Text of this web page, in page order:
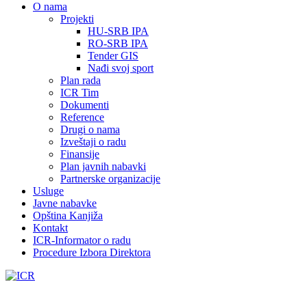
О nama
Projekti
HU-SRB IPA
RO-SRB IPA
Tender GIS
Nađi svoj sport
Plan rada
ICR Tim
Dokumenti
Reference
Drugi o nama
Izveštaji o radu
Finansije
Plan javnih nabavki
Partnerske organizacije
Usluge
Javne nabavke
Opština Kanjiža
Kontakt
ICR-Informator o radu
Procedure Izbora Direktora